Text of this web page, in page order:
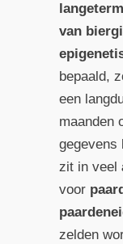
van
bepaald,
een
maanden
gegevens
zit in veel
voor
zelden